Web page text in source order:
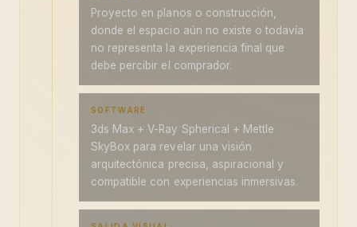
Proyecto en planos o construcción,
donde el espacio aún no existe o todavía
no representa la experiencia final que
debe percibir el comprador.
SOFTWARE
3ds Max + V-Ray Spherical + Mettle
SkyBox para revelar una visión
arquitectónica precisa, aspiracional y
compatible con experiencias inmersivas.